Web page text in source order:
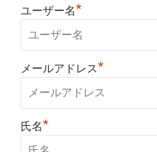
ユーザー名*
メールアドレス*
氏名*